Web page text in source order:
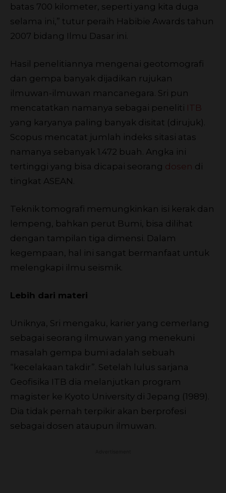
batas 700 kilometer, seperti yang kita duga
selama ini,” tutur peraih Habibie Awards tahun
2007 bidang Ilmu Dasar ini.
Hasil penelitiannya mengenai geotomografi
dan gempa banyak dijadikan rujukan
ilmuwan-ilmuwan mancanegara. Sri pun
mencatatkan namanya sebagai peneliti ITB
yang karyanya paling banyak disitat (dirujuk).
Scopus mencatat jumlah indeks sitasi atas
namanya sebanyak 1.472 buah. Angka ini
tertinggi yang bisa dicapai seorang dosen di
tingkat ASEAN.
Teknik tomografi memungkinkan isi kerak dan
lempeng, bahkan perut Bumi, bisa dilihat
dengan tampilan tiga dimensi. Dalam
kegempaan, hal ini sangat bermanfaat untuk
melengkapi ilmu seismik.
Lebih dari materi
Uniknya, Sri mengaku, karier yang cemerlang
sebagai seorang ilmuwan yang menekuni
masalah gempa bumi adalah sebuah
“kecelakaan takdir”. Setelah lulus sarjana
Geofisika ITB dia melanjutkan program
magister ke Kyoto University di Jepang (1989).
Dia tidak pernah terpikir akan berprofesi
sebagai dosen ataupun ilmuwan.